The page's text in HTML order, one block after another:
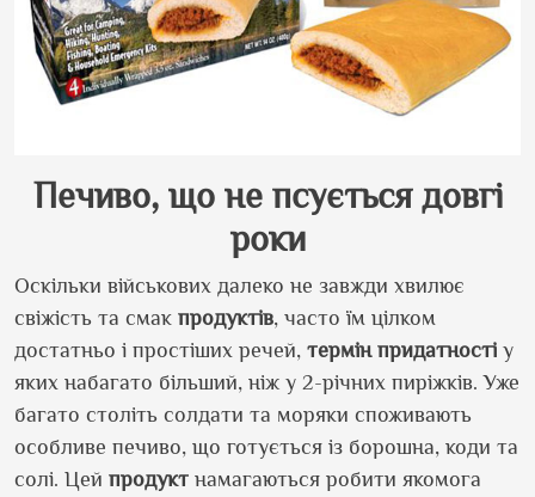
Печиво, що не псується довгі
роки
Оскільки військових далеко не завжди хвилює
свіжість та смак продуктів, часто їм цілком
достатньо і простіших речей, термін придатності у
яких набагато більший, ніж у 2-річних пиріжків. Уже
багато століть солдати та моряки споживають
особливе печиво, що готується із борошна, коди та
солі. Цей продукт намагаються робити якомога